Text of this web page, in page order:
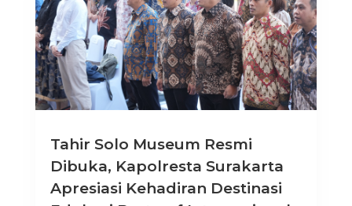
Tahir Solo Museum Resmi
Dibuka, Kapolresta Surakarta
Apresiasi Kehadiran Destinasi